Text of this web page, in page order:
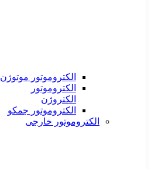
الکتروموتور موتوژن
الکتروموتور
الکتروژن
الکتروموتور جمکو
الکتروموتور خارجی